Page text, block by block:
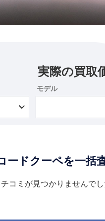
実際の買取
モデル
ードクーペを一括
コミが見つかりませんでし